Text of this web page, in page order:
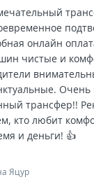
онлайн
чистые и
Очень
трансфер!!
кто любит
и деньги! 👍
Яцур